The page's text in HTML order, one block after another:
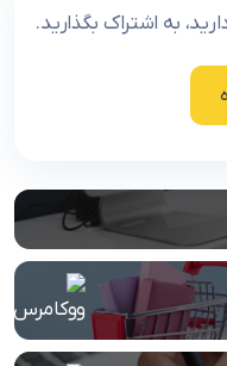
به اشتراک بگذارید.